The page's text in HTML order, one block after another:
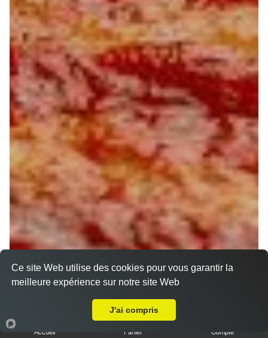
Accueil Panier Compte
Ce site Web utilise des cookies pour vous garantir la
meilleure expérience sur notre site Web
J'ai compris